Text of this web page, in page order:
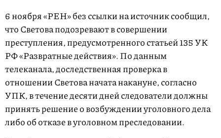
6 ноября «РЕН» без ссылки на источник сообщил,
что Светова подозревают в совершении
преступления, предусмотренного статьей 135 УК
РФ «Развратные действия». По данным
телеканала, доследственная проверка в
отношении Светова начата накануне, согласно
УПК, в течение десяти дней следователи должны
принять решение о возбуждении уголовного дела
либо об отказе в уголовном преследовании.